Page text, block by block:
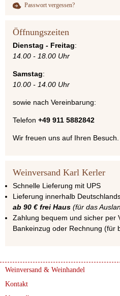
Passwort vergessen?
Öffnungszeiten
Dienstag - Freitag:
14.00 - 18.00 Uhr
Samstag:
10.00 - 14.00 Uhr
sowie nach Vereinbarung:
Telefon +49 911 5882842
Wir freuen uns auf Ihren Besuch.
Weinversand Karl Kerler
Schnelle Lieferung mit UPS
Lieferung innerhalb
ab 90 € frei Haus (für das
Zahlung bequem und sicher per
Bankeinzug oder Rechnung (für
Weinversand & Weinhandel
Kontakt